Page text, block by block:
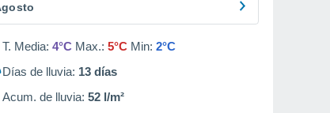
T. Media: 4°C Max.: 5°C Min: 2°C
Días de lluvia: 13 días
Acum. de lluvia: 52 l/m²